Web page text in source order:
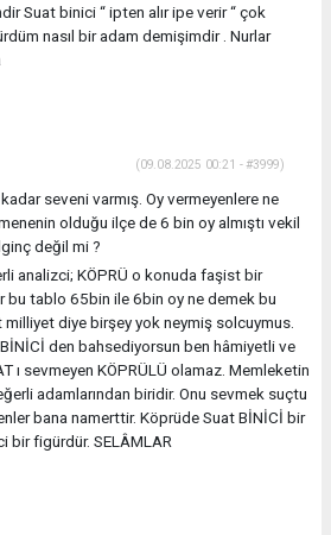
Suat binici “ ipten alır ipe verir “ çok
nasıl bir adam demişimdir . Nurlar
(09.08.2025 00:21 - #3999)
seveni varmış. Oy vermeyenlere ne
olduğu ilçe de 6 bin oy almıştı vekil
değil mi ?
analizci; KÖPRÜ o konuda faşist bir
bu tablo 65bin ile 6bin oy ne demek bu
diye birşey yok neymiş solcuymus.
den bahsediyorsun ben hâmiyetli ve
ı sevmeyen KÖPRÜLÜ olamaz. Memleketin
adamlarından biridir. Onu sevmek suçtu
bana namerttir. Köprüde Suat BİNİCİ bir
bir figürdür. SELÂMLAR